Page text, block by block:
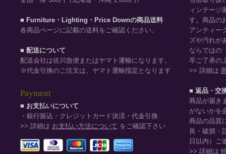
■ Furniture・Lighting・Price Downの商品送料
各商品ページに記載の送料をご確認ください。
■ 配送について
配送会社は佐川急便またはヤマト運輸になります。
※代金引換のご注文は、ヤマト運輸指定となります
Payment
■ お支払いについて
・銀行振込・クレジットカード決済・代金引換
>> 詳細は お支払い方法について をご確認下さい
ィンテージ
す。商品の
アンティー
ズや汚れが
ならではの
卒ご了承の
>> 詳細は
■ 返品・交
商品が届き
がないかを
商品の品質
良・破損・
日以内）ご
>> 詳細は